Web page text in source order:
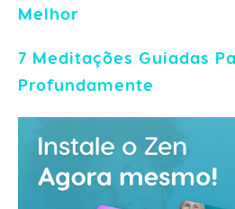
Melhor
7 Meditações Guiadas
Profundamente